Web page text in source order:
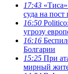
17:43
суда на
16:50
угрозу
16:16
Болгарии
15:25 При
мирный